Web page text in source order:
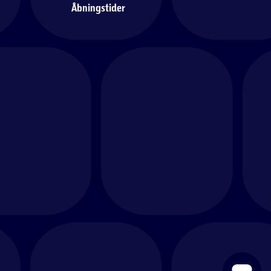
Åbningstider